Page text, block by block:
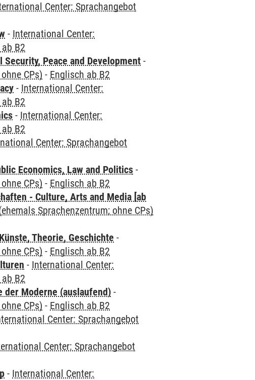
Center: Sprachangebot
- International Center:
B2
Peace and Development -
CPs) - Englisch ab B2
- International Center:
B2
- International Center:
B2
Center: Sprachangebot
Economics, Law and Politics -
CPs) - Englisch ab B2
- Culture, Arts and Media [ab
Sprachenzentrum; ohne CPs)
Theorie, Geschichte -
CPs) - Englisch ab B2
- International Center:
B2
der Moderne (auslaufend) -
CPs) - Englisch ab B2
Center: Sprachangebot
Center: Sprachangebot
- International Center: